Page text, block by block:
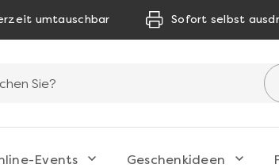
umtauschbar Sofort selbst
Events Geschenkideen